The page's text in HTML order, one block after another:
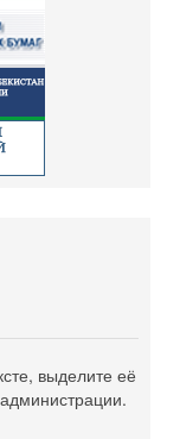
выделите её